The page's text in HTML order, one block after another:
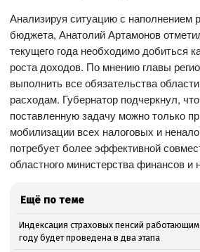
Анализируя ситуацию с наполнением
бюджета, Анатолий Артамонов
текущего года необходимо добиться
роста доходов. По мнению главы
выполнить все обязательства
расходам. Губернатор подчеркнул,
поставленную задачу можно только
мобилизации всех налоговых и
потребует более эффективной
областного министерства финансов и
Ещё по теме
Индексация страховых пенсий
году будет проведена в два этапа